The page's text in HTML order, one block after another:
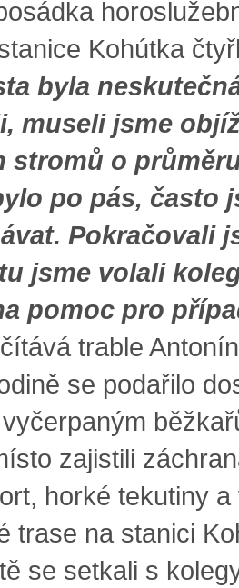
Kohútka
byla
museli jsme
stromů o
po pás, často
Pokračovali
jsme volali
pomoc pro
trable
se podařilo
zajistili
horké tekutiny
trase na stanici
se setkali s